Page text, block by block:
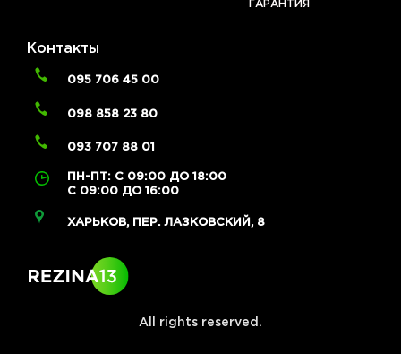
ГАРАНТИЯ
Контакты
095 706 45 00
098 858 23 80
093 707 88 01
ПН-ПТ: С 09:00 ДО 18:00
С 09:00 ДО 16:00
ХАРЬКОВ, ПЕР. ЛАЗКОВСКИЙ, 8
All rights reserved.